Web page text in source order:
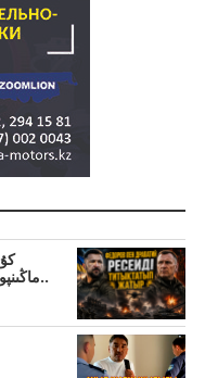
ماڭىنپوكروۆسكاپ، درون ماڭىنداعىنە ج..